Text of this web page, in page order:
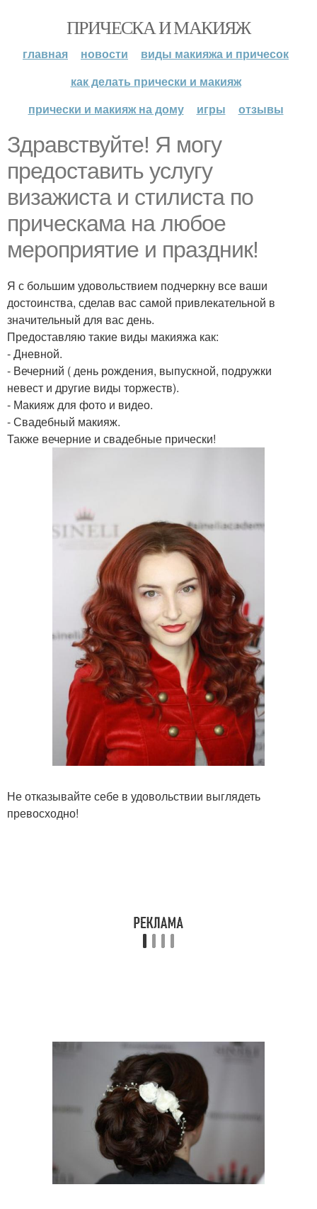
ПРИЧЕСКА И МАКИЯЖ
главная новости
виды макияжа и причесок
как делать прически и макияж
прически и макияж на дому
игры отзывы
Здравствуйте! Я могу
предоставить услугу
визажиста и стилиста по
прическама на любое
мероприятие и праздник!
Я с большим удовольствием подчеркну все ваши
достоинства, сделав вас самой привлекательной в
значительный для вас день.
Предоставляю такие виды макияжа как:
- Дневной.
- Вечерний ( день рождения, выпускной, подружки
невест и другие виды торжеств).
- Макияж для фото и видео.
- Свадебный макияж.
Также вечерние и свадебные прически!
Не отказывайте себе в удовольствии выглядеть
превосходно!